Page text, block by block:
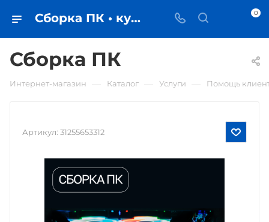
Сборка ПК • купить в Самаре - iЧехол 0
Сборка ПК
Интернет-магазин Каталог Услуги Помощь
Артикул: 31255653312